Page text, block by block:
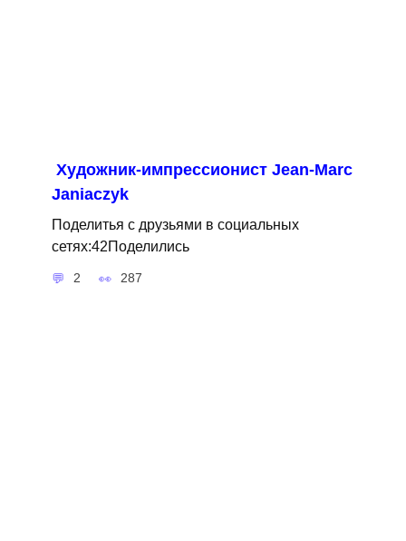
Художник-импрессионист Jean-Marc
Janiaczyk
Поделитья с друзьями в социальных
сетях:42Поделились
2 287